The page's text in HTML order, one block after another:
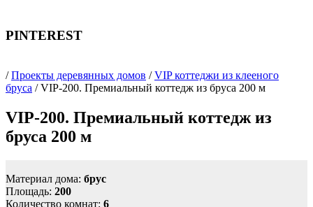
PINTEREST
/Проекты деревянных домов /VIP коттеджи из клееного
бруса / VIP-200. Премиальный коттедж из бруса 200 м
VIP-200. Премиальный коттедж из
бруса 200 м
Материал дома: брус
Площадь: 200
Количество комнат: 6